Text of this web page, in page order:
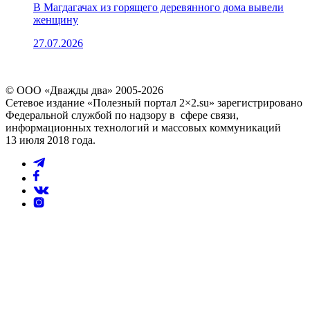
В Магдагачах из горящего деревянного дома вывели
женщину
27.07.2026
© ООО «Дважды два» 2005-2026
Сетевое издание «Полезный портал 2×2.su» зарегистрировано
Федеральной службой по надзору в сфере связи,
информационных технологий и массовых коммуникаций
13 июля 2018 года.